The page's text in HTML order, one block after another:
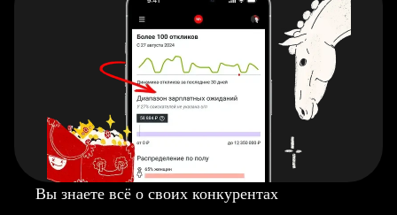
Вы знаете всё о своих конкурентах